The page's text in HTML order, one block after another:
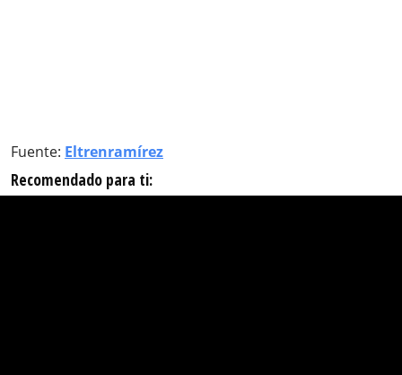
Fuente: Eltrenramírez
Recomendado para ti: